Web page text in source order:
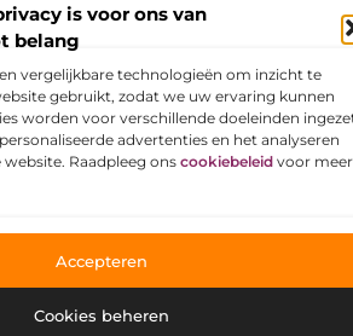
is voor ons van
belang
vergelijkbare technologieën om inzicht te
gebruikt, zodat we uw ervaring kunnen
worden voor verschillende doeleinden
advertenties en het analyseren
Raadpleeg ons cookiebeleid voor meer
Accepteren
Cookies beheren